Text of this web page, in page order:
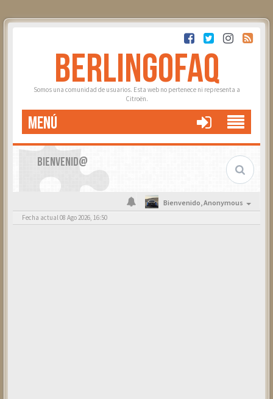
BERLINGOFAQ
Somos una comunidad de usuarios. Esta web no pertenece ni representa a
Citroën.
MENÚ
BIENVENID@
Bienvenido,Anonymous
Fecha actual 08 Ago 2026, 16:50